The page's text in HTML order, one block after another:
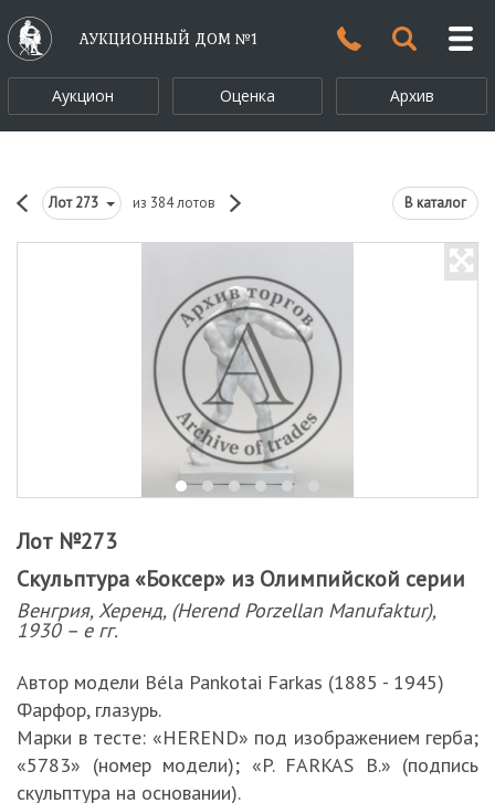
АУКЦИОННЫЙ ДОМ №1
Аукцион Оценка Архив
Лот273 из 384 лотов В каталог
Лот №273
Скульптура «Боксер» из Олимпийской серии
Венгрия, Херенд, (Herend Porzellan Manufaktur),
1930 – е гг.
Автор модели Béla Pankotai Farkas (1885 - 1945)
Фарфор, глазурь.
Марки в тесте: «HEREND» под изображением герба;
«5783» (номер модели); «P. FARKAS B.» (подпись
скульптура на основании).